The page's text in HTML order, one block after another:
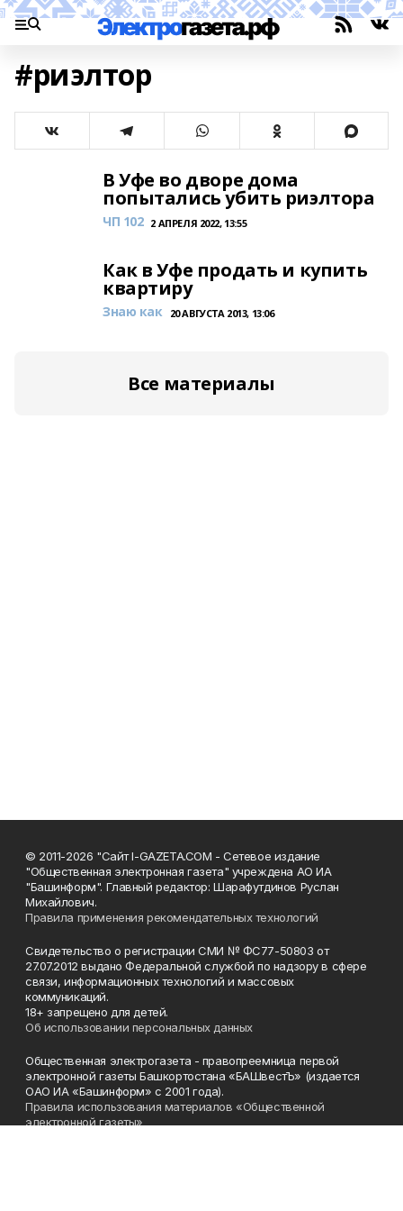
#риэлтор
В Уфе во дворе дома
попытались убить риэлтора
ЧП 102 2 АПРЕЛЯ 2022, 13:55
Как в Уфе продать и купить
квартиру
Знаю как 20 АВГУСТА 2013, 13:06
Все материалы
© 2011-2026 "Сайт I-GAZETA.COM - Сетевое издание
"Общественная электронная газета" учреждена АО ИА
"Башинформ". Главный редактор: Шарафутдинов Руслан
Михайлович.
Правила применения рекомендательных технологий
Свидетельство о регистрации СМИ № ФС77-50803 от
27.07.2012 выдано Федеральной службой по надзору в сфере
связи, информационных технологий и массовых
коммуникаций.
18+ запрещено для детей.
Об использовании персональных данных
Общественная электрогазета - правопреемница первой
электронной газеты Башкортостана «БАШвестЪ» (издается
ОАО ИА «Башинформ» с 2001 года).
Правила использования материалов «Общественной
электронной газеты»